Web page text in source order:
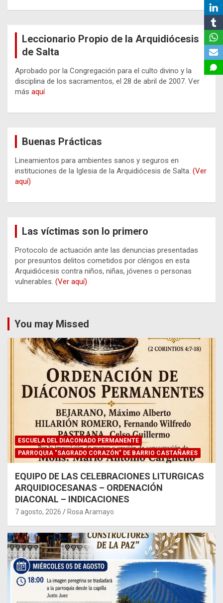
Leccionario Propio de la Arquidiócesis
de Salta
Aprobado por la Congregación para el culto divino y la
disciplina de los sacramentos, el 28 de abril de 2007. Ver
más aquí
Buenas Prácticas
Lineamientos para ambientes sanos y seguros en
instituciones de la Iglesia de la Arquidiócesis de Salta. (Ver
aquí)
Las víctimas son lo primero
Protocolo de actuación ante las denuncias presentadas
por presuntos delitos cometidos por clérigos en esta
Arquidiócesis contra niños, niñas, jóvenes o personas
vulnerables. (Ver aquí)
You may Missed
ESCUELA DEL DIACONADO PERMANENTE
PARROQUIA "SAGRADO CORAZÓN" DE BARRIO CASTAÑARES
EQUIPO DE LAS CELEBRACIONES LITURGICAS
ARQUIDIOCESANAS – ORDENACIÓN
DIACONAL – INDICACIONES
7 agosto, 2026 Rosa Aramayo